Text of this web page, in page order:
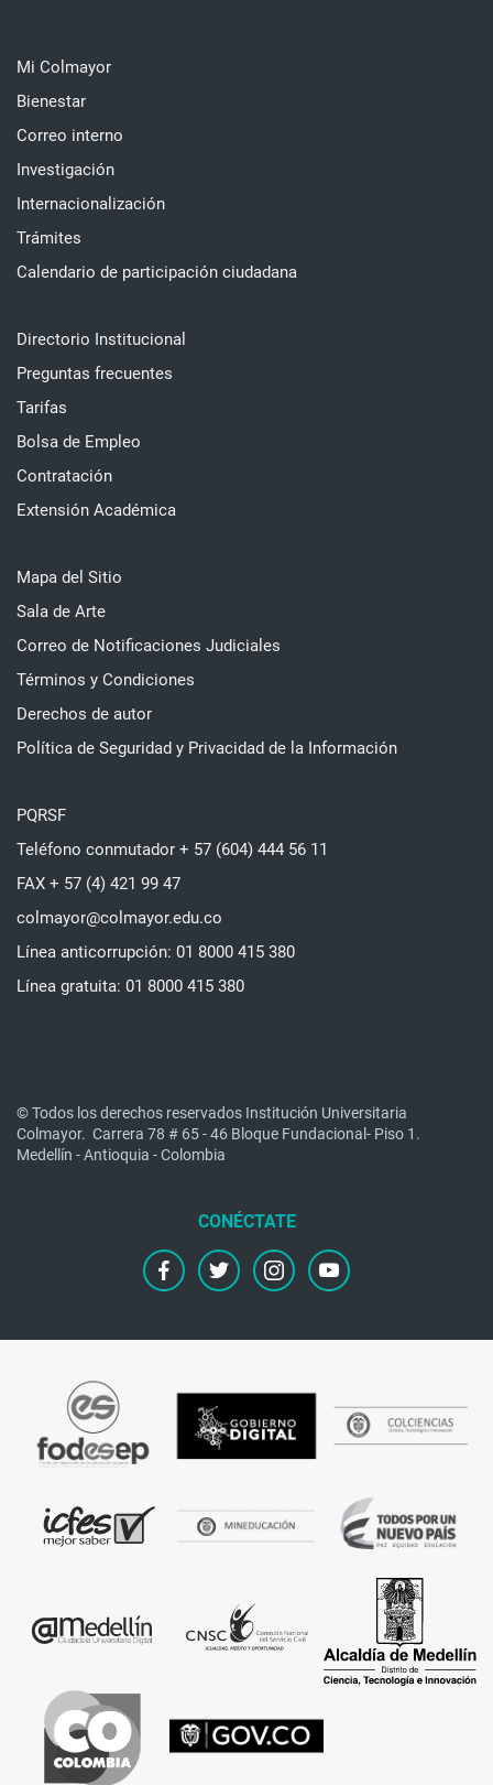
Mi Colmayor
Bienestar
Correo interno
Investigación
Internacionalización
Trámites
Calendario de participación ciudadana
Directorio Institucional
Preguntas frecuentes
Tarifas
Bolsa de Empleo
Contratación
Extensión Académica
Mapa del Sitio
Sala de Arte
Correo de Notificaciones Judiciales
Términos y Condiciones
Derechos de autor
Política de Seguridad y Privacidad de la Información
PQRSF
Teléfono conmutador + 57 (604) 444 56 11
FAX + 57 (4) 421 99 47
colmayor@colmayor.edu.co
Línea anticorrupción: 01 8000 415 380
Línea gratuita: 01 8000 415 380
© Todos los derechos reservados Institución Universitaria
Colmayor. Carrera 78 # 65 - 46 Bloque Fundacional- Piso 1.
Medellín - Antioquia - Colombia
facebooktwitter instagramyoutube